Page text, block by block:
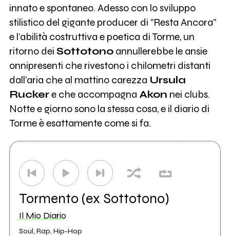
innato e spontaneo. Adesso con lo sviluppo
stilistico del gigante producer di "Resta Ancora"
e l’abilità costruttiva e poetica di Torme, un
ritorno dei Sottotonoannullerebbe le ansie
onnipresenti che rivestono i chilometri distanti
dall’aria che al mattino carezza Ursula
Ruckere che accompagna Akon nei clubs.
Notte e giorno sono la stessa cosa, e il diario di
Torme è esattamente come si fa.
Tormento (ex Sottotono)
Il Mio Diario
Soul, Rap, Hip-Hop